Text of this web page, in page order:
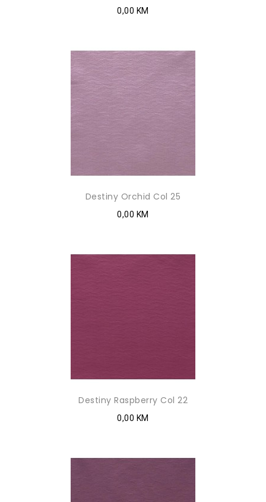
0,00 KM
Destiny Orchid Col 25
0,00 KM
Destiny Raspberry Col 22
0,00 KM